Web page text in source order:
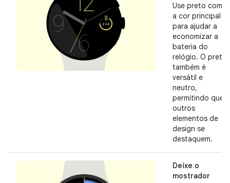
Use preto como
a cor principal
para ajudar a
economizar a
bateria do
relógio. O preto
também é
versátil e
neutro,
permitindo que
outros
elementos de
design se
destaquem.
Deixe o
mostrador